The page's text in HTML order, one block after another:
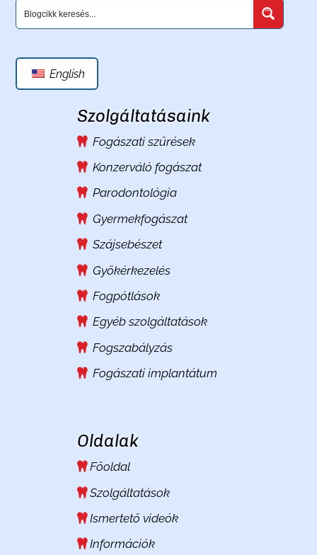
English
Szolgáltatásaink
Fogászati szűrések
Konzerváló fogászat
Parodontológia
Gyermekfogászat
Szájsebészet
Gyökérkezelés
Fogpótlások
Egyéb szolgáltatások
Fogszabályzás
Fogászati implantátum
Oldalak
Főoldal
Szolgáltatások
Ismertető videók
Információk